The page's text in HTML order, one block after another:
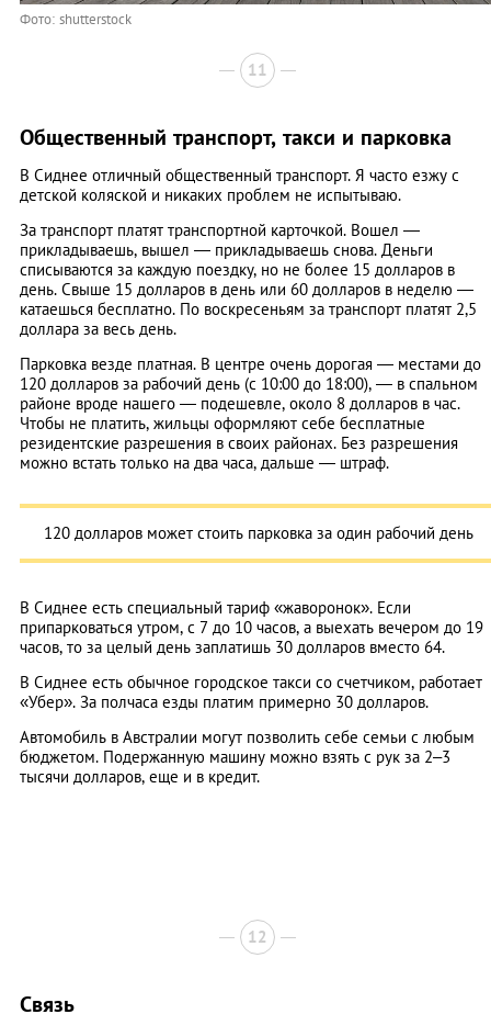
Фото: shutterstock
11
Общественный транспорт, такси и парковка
В Сиднее отличный общественный транспорт. Я часто езжу с
детской коляской и никаких проблем не испытываю.
За транспорт платят транспортной карточкой. Вошел —
прикладываешь, вышел — прикладываешь снова. Деньги
списываются за каждую поездку, но не более 15 долларов в
день. Свыше 15 долларов в день или 60 долларов в неделю —
катаешься бесплатно. По воскресеньям за транспорт платят 2,5
доллара за весь день.
Парковка везде платная. В центре очень дорогая — местами до
120 долларов за рабочий день (с 10:00 до 18:00), — в спальном
районе вроде нашего — подешевле, около 8 долларов в час.
Чтобы не платить, жильцы оформляют себе бесплатные
резидентские разрешения в своих районах. Без разрешения
можно встать только на два часа, дальше — штраф.
120 долларов может стоить парковка за один рабочий день
В Сиднее есть специальный тариф «жаворонок». Если
припарковаться утром, с 7 до 10 часов, а выехать вечером до 19
часов, то за целый день заплатишь 30 долларов вместо 64.
В Сиднее есть обычное городское такси со счетчиком, работает
«Убер». За полчаса езды платим примерно 30 долларов.
Автомобиль в Австралии могут позволить себе семьи с любым
бюджетом. Подержанную машину можно взять с рук за 2–3
тысячи долларов, еще и в кредит.
12
Связь